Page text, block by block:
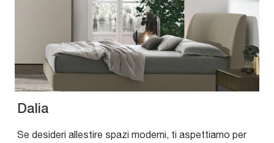
Dalia
Se desideri allestire spazi moderni, ti aspettiamo per